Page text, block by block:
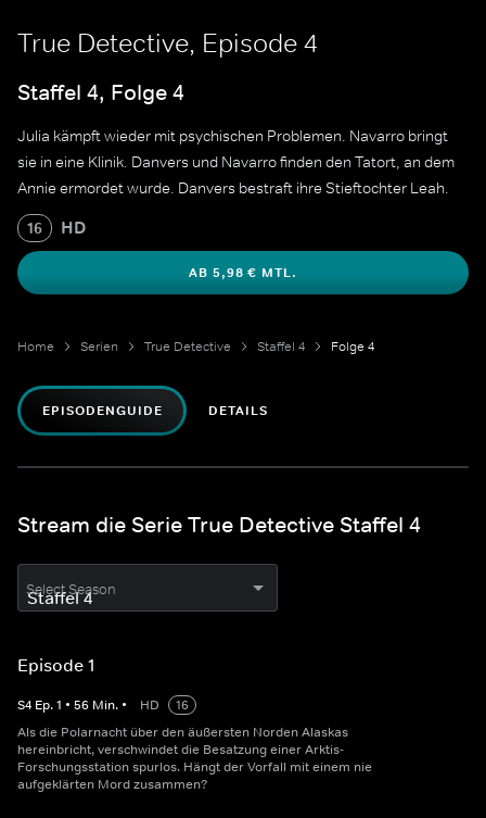
True Detective, Episode 4
Staffel 4, Folge 4
Julia kämpft wieder mit psychischen Problemen. Navarro bringt
sie in eine Klinik. Danvers und Navarro finden den Tatort, an dem
Annie ermordet wurde. Danvers bestraft ihre Stieftochter Leah.
16 HD
AB 5,98 € MTL.
Home Serien True Detective Staffel 4 Folge 4
EPISODENGUIDE DETAILS
Stream die Serie True Detective Staffel 4
Select Season
Episode 1
S4 Ep.1 • 56 Min. • HD
16
Als die Polarnacht über den äußersten Norden Alaskas
hereinbricht, verschwindet die Besatzung einer Arktis-
Forschungsstation spurlos. Hängt der Vorfall mit einem nie
aufgeklärten Mord zusammen?